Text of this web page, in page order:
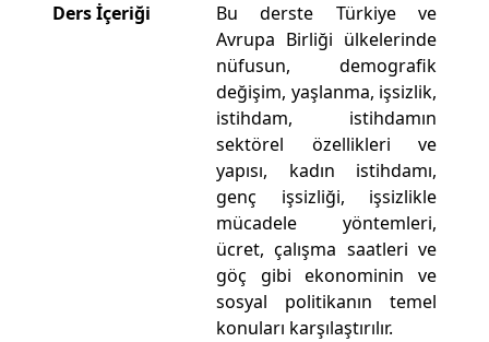
Ders İçeriği
Bu derste Türkiye ve
Avrupa Birliği ülkelerinde
nüfusun, demografik
değişim, yaşlanma, işsizlik,
istihdam, istihdamın
sektörel özellikleri ve
yapısı, kadın istihdamı,
genç işsizliği, işsizlikle
mücadele yöntemleri,
ücret, çalışma saatleri ve
göç gibi ekonominin ve
sosyal politikanın temel
konuları karşılaştırılır.